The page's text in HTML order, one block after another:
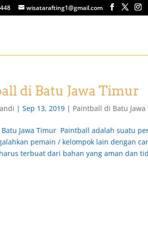
wisatarafting1@gmail.com
di Batu Jawa Timur
|Sep 13, 2019 | Paintball di Batu
Jawa Timur Paintball adalah suatu
pemain / kelompok lain dengan
terbuat dari bahan yang aman dan